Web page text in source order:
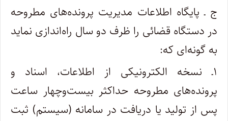
ج ـ پایگاه اطلاعات مدیریت پرونده‌های مطروحه
در دستگاه قضائی را ظرف دو سال راه‌اندازی نماید
به گونه‌ای که:
۱‌‌ـ‌ نسخه الکترونیکی از اطلاعات، اسناد و
پرونده‌های مطروحه حداکثر بیست‌وچهار ساعت
پس از تولید یا دریافت در سامانه (سیستم) ثبت